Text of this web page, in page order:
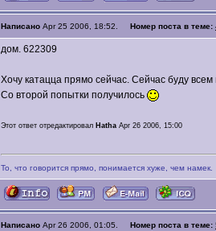
Написано Apr 25 2006, 18:52. Номер поста в теме:
дом. 622309
Хочу катацца прямо сейчас. Сейчас буду
Со второй попытки получилось
Этот ответ отредактировал Hatha Apr 26 2006, 15:00
То, что говорится прямо, понимается хуже, чем намек.
Написано Apr 26 2006, 01:05. Номер поста в теме: